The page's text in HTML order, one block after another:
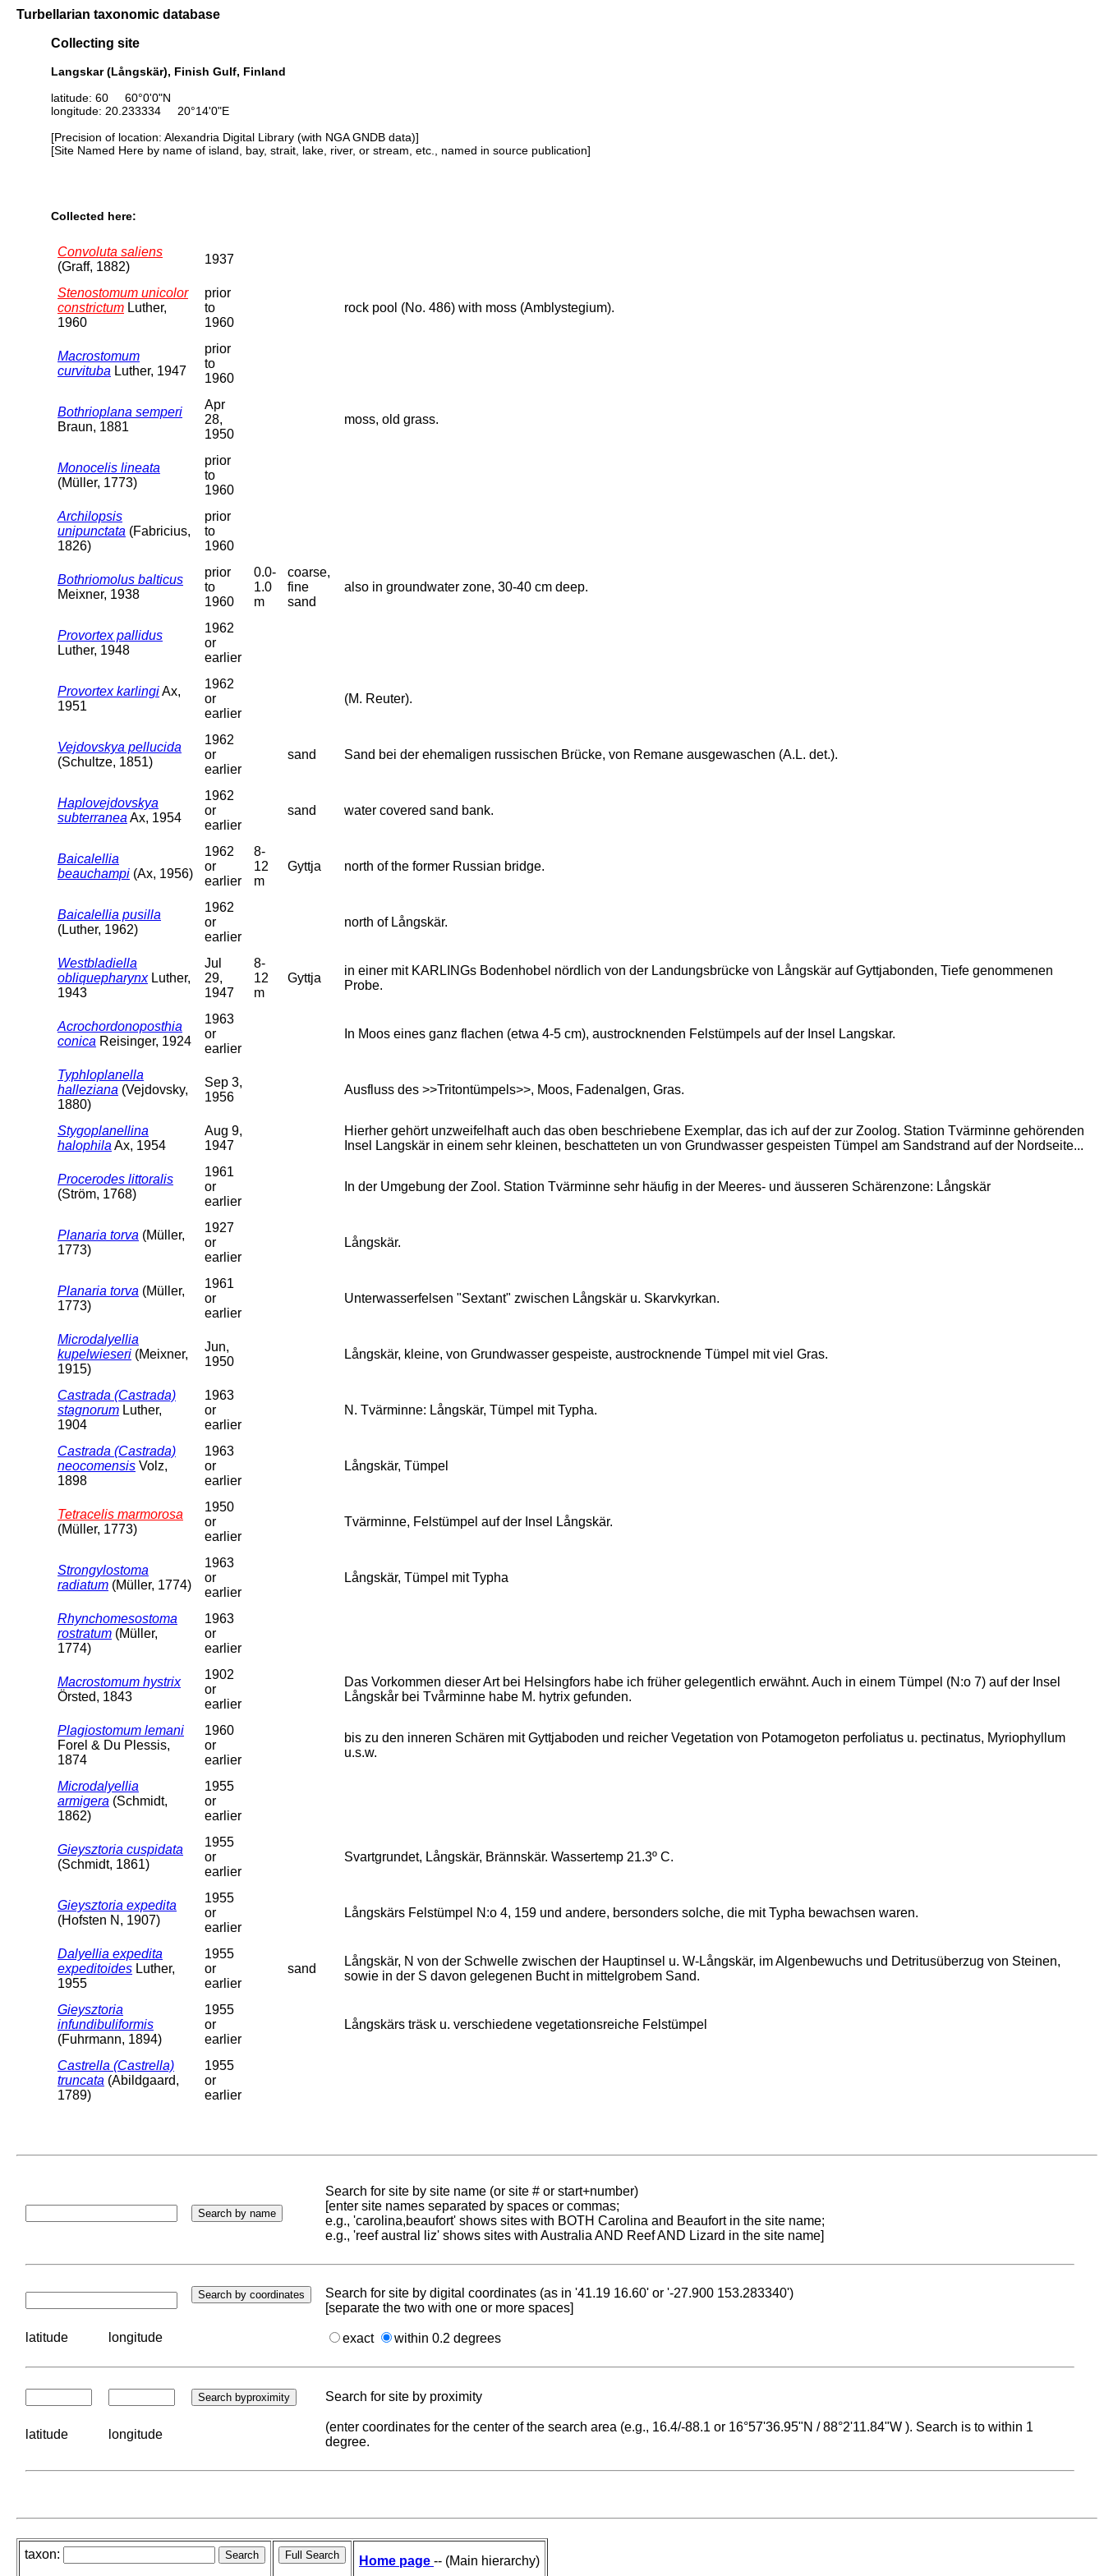
Turbellarian taxonomic database
Collecting site
Langskar (Långskär), Finish Gulf, Finland
latitude: 60 60°0'0"N
longitude: 20.233334 20°14'0"E
[Precision of location: Alexandria Digital Library (with NGA GNDB data)]
[Site Named Here by name of island, bay, strait, lake, river, or stream, etc., named in source publication]
Collected here:
Convoluta saliens
(Graff, 1882)
1937
Stenostomum unicolor
constrictum Luther,
1960
prior
to
1960
rock pool (No. 486) with moss (Amblystegium).
Macrostomum
curvituba Luther, 1947
prior
to
1960
Bothrioplana semperi
Braun, 1881
Apr
28,
1950
moss, old grass.
Monocelis lineata
(Müller, 1773)
prior
to
1960
Archilopsis
unipunctata (Fabricius,
1826)
prior
to
1960
Bothriomolus balticus
Meixner, 1938
prior
to
1960
0.0-
1.0
m
coarse,
fine
sand
also in groundwater zone, 30-40 cm deep.
Provortex pallidus
Luther, 1948
1962
or
earlier
Provortex karlingiAx,
1951
1962
or
earlier
(M. Reuter).
Vejdovskya pellucida
(Schultze, 1851)
1962
or
earlier
sand Sand bei der ehemaligen russischen Brücke, von Remane ausgewaschen (A.L. det.).
Haplovejdovskya
subterranea Ax, 1954
1962
or
earlier
sand water covered sand bank.
Baicalellia
beauchampi (Ax, 1956)
1962
or
earlier
8-
12
m
Gyttja north of the former Russian bridge.
Baicalellia pusilla
(Luther, 1962)
1962
or
earlier
north of Långskär.
Westbladiella
obliquepharynxLuther,
1943
Jul
29,
1947
8-
12
m
Gyttja
in einer mit KARLINGs Bodenhobel nördlich von der Landungsbrücke von Långskär auf Gyttjabonden, Tiefe genommenen
Probe.
Acrochordonoposthia
conica Reisinger, 1924
1963
or
earlier
In Moos eines ganz flachen (etwa 4-5 cm), austrocknenden Felstümpels auf der Insel Langskar.
Typhloplanella
halleziana (Vejdovsky,
1880)
Sep 3,
1956
Ausfluss des >>Tritontümpels>>, Moos, Fadenalgen, Gras.
Stygoplanellina
halophila Ax, 1954
Aug 9,
1947
Hierher gehört unzweifelhaft auch das oben beschriebene Exemplar, das ich auf der zur Zoolog. Station Tvärminne gehörenden
Insel Langskär in einem sehr kleinen, beschatteten un von Grundwasser gespeisten Tümpel am Sandstrand auf der Nordseite...
Procerodes littoralis
(Ström, 1768)
1961
or
earlier
In der Umgebung der Zool. Station Tvärminne sehr häufig in der Meeres- und äusseren Schärenzone: Långskär
Planaria torva (Müller,
1773)
1927
or
earlier
Långskär.
Planaria torva (Müller,
1773)
1961
or
earlier
Unterwasserfelsen "Sextant" zwischen Långskär u. Skarvkyrkan.
Microdalyellia
kupelwieseri (Meixner,
1915)
Jun,
1950
Långskär, kleine, von Grundwasser gespeiste, austrocknende Tümpel mit viel Gras.
Castrada (Castrada)
stagnorum Luther,
1904
1963
or
earlier
N. Tvärminne: Långskär, Tümpel mit Typha.
Castrada (Castrada)
neocomensis Volz,
1898
1963
or
earlier
Långskär, Tümpel
Tetracelis marmorosa
(Müller, 1773)
1950
or
earlier
Tvärminne, Felstümpel auf der Insel Långskär.
Strongylostoma
radiatum (Müller, 1774)
1963
or
earlier
Långskär, Tümpel mit Typha
Rhynchomesostoma
rostratum (Müller,
1774)
1963
or
earlier
Macrostomum hystrix
Örsted, 1843
1902
or
earlier
Das Vorkommen dieser Art bei Helsingfors habe ich früher gelegentlich erwähnt. Auch in einem Tümpel (N:o 7) auf der Insel
Långskår bei Tvårminne habe M. hytrix gefunden.
Plagiostomum lemani
Forel & Du Plessis,
1874
1960
or
earlier
bis zu den inneren Schären mit Gyttjaboden und reicher Vegetation von Potamogeton perfoliatus u. pectinatus, Myriophyllum
u.s.w.
Microdalyellia
armigera (Schmidt,
1862)
1955
or
earlier
Gieysztoria cuspidata
(Schmidt, 1861)
1955
or
earlier
Svartgrundet, Långskär, Brännskär. Wassertemp 21.3º C.
Gieysztoria expedita
(Hofsten N, 1907)
1955
or
earlier
Långskärs Felstümpel N:o 4, 159 und andere, bersonders solche, die mit Typha bewachsen waren.
Dalyellia expedita
expeditoides Luther,
1955
1955
or
earlier
sand
Långskär, N von der Schwelle zwischen der Hauptinsel u. W-Långskär, im Algenbewuchs und Detritusüberzug von Steinen,
sowie in der S davon gelegenen Bucht in mittelgrobem Sand.
Gieysztoria
infundibuliformis
(Fuhrmann, 1894)
1955
or
earlier
Långskärs träsk u. verschiedene vegetationsreiche Felstümpel
Castrella (Castrella)
truncata (Abildgaard,
1789)
1955
or
earlier
Search for site by site name (or site # or start+number)
[enter site names separated by spaces or commas;
e.g., 'carolina,beaufort' shows sites with BOTH Carolina and Beaufort in the site name;
e.g., 'reef austral liz' shows sites with Australia AND Reef AND Lizard in the site name]
Search for site by digital coordinates (as in '41.19 16.60' or '-27.900 153.283340')
[separate the two with one or more spaces]
latitude longitude exact within 0.2 degrees
Search for site by proximity
latitude longitude
(enter coordinates for the center of the search area (e.g., 16.4/-88.1 or 16°57'36.95"N / 88°2'11.84"W ). Search is to within 1
degree.
taxon: Home page -- (Main hierarchy)